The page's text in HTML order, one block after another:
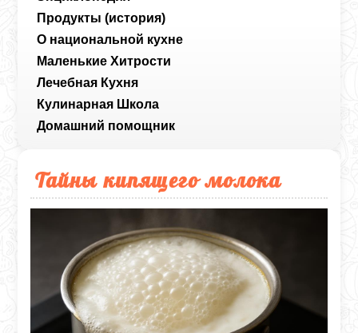
Продукты (история)
О национальной кухне
Маленькие Хитрости
Лечебная Кухня
Кулинарная Школа
Домашний помощник
Тайны кипящего молока